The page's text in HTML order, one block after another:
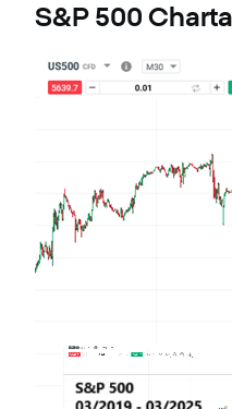
S&P 500